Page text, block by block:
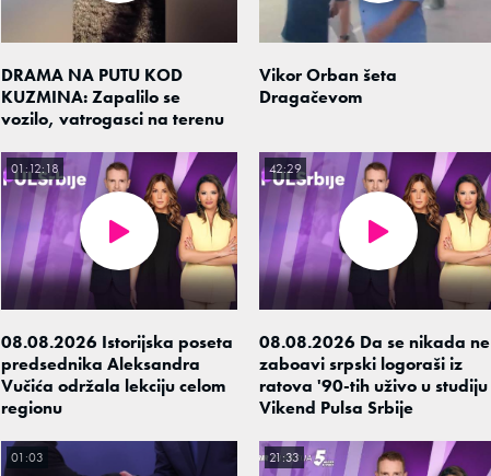
DRAMA NA PUTU KOD
KUZMINA: Zapalilo se
vozilo, vatrogasci na terenu
Vikor Orban šeta
Dragačevom
08.08.2026 Istorijska poseta
predsednika Aleksandra
Vučića održala lekciju celom
regionu
01:12:18
08.08.2026 Da se nikada ne
zaboavi srpski logoraši iz
ratova '90-tih uživo u studiju
Vikend Pulsa Srbije
42:29
01:03 21:33